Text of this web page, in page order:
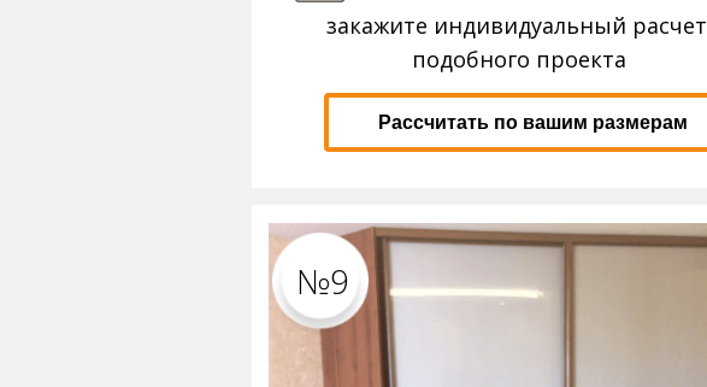
Рассчитать по вашим размерам
закажите индивидуальный расчет
подобного проекта
№9